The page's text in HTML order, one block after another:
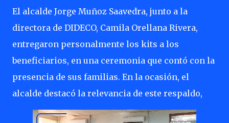
El alcalde Jorge Muñoz Saavedra, junto a la
directora de DIDECO, Camila Orellana Rivera,
entregaron personalmente los kits a los
beneficiarios, en una ceremonia que contó con la
presencia de sus familias. En la ocasión, el
alcalde destacó la relevancia de este respaldo,